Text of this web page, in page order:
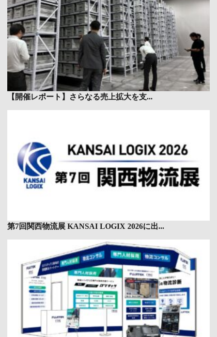
【開催レポート】さらなる売上拡大を支...
第7回関西物流展 KANSAI LOGIX 2026に出...